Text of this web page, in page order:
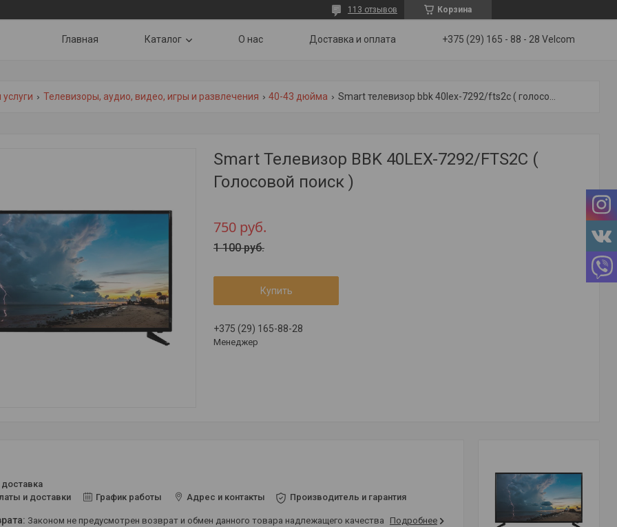
Корзина
113 отзывов
Главная Каталог О нас Доставка и оплата +375 (29) 165 - 88 - 28 Velcom
Телевизоры, аудио, видео, игры и развлечения 40-43 дюйма
Smart Телевизор BBK 40LEX-7292/FTS2C (
Голосовой поиск )
1 100руб.
750 руб.
Купить
+375 (29) 165-88-28
Менеджер
и доставки
График работы Адрес и контакты Производитель и гарантия
Законом не предусмотрен возврат и обмен данного товара надлежащего качества Подробнее